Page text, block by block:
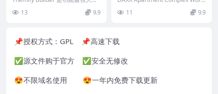
k 13 9.9 11 9.9
📌授权方式： GPL 📌高速下载
✅源文件购于官方 ✅安全无修改
😍不限域名使用 😍一年内免费下载更新